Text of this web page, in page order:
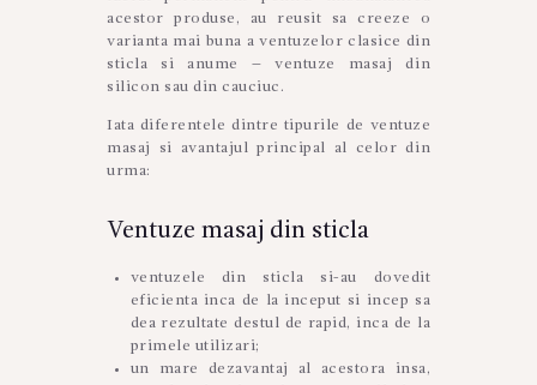
acestor produse, au reusit sa creeze o
varianta mai buna a ventuzelor clasice din
sticla si anume – ventuze masaj din
silicon sau din cauciuc.
Iata diferentele dintre tipurile de ventuze
masaj si avantajul principal al celor din
urma:
Ventuze masaj din sticla
ventuzele din sticla si-au dovedit
eficienta inca de la inceput si incep sa
dea rezultate destul de rapid, inca de la
primele utilizari;
un mare dezavantaj al acestora insa,